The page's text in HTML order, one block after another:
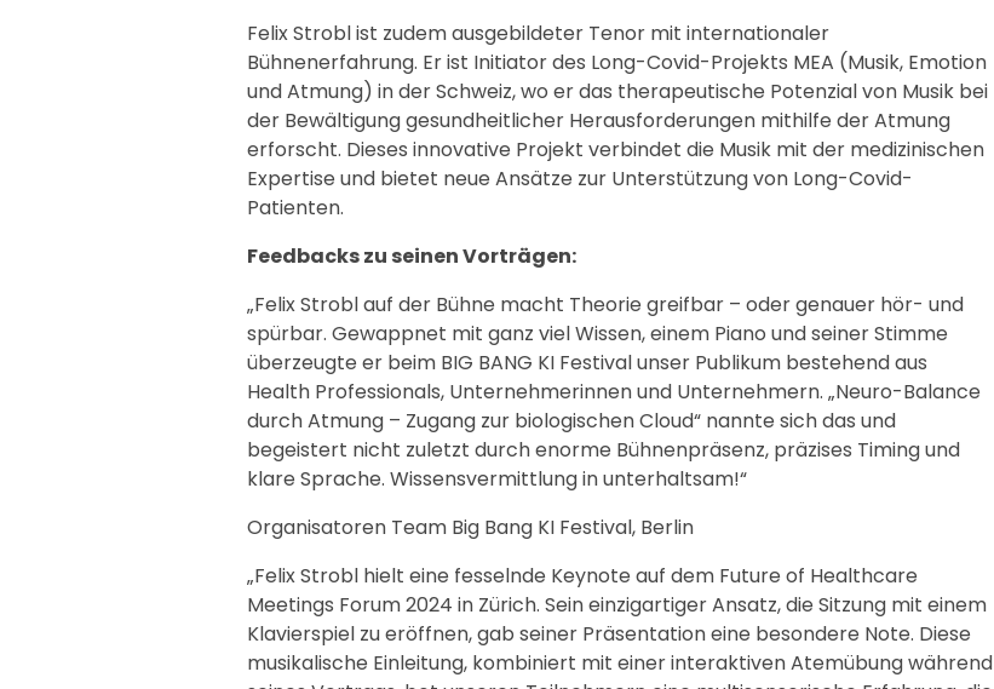
Felix Strobl ist zudem ausgebildeter Tenor mit internationaler
Bühnenerfahrung. Er ist Initiator des Long-Covid-Projekts MEA (Musik, Emotion
und Atmung) in der Schweiz, wo er das therapeutische Potenzial von Musik bei
der Bewältigung gesundheitlicher Herausforderungen mithilfe der Atmung
erforscht. Dieses innovative Projekt verbindet die Musik mit der medizinischen
Expertise und bietet neue Ansätze zur Unterstützung von Long-Covid-
Patienten.
Feedbacks zu seinen Vorträgen:
„Felix Strobl auf der Bühne macht Theorie greifbar – oder genauer hör- und
spürbar. Gewappnet mit ganz viel Wissen, einem Piano und seiner Stimme
überzeugte er beim BIG BANG KI Festival unser Publikum bestehend aus
Health Professionals, Unternehmerinnen und Unternehmern. „Neuro-Balance
durch Atmung – Zugang zur biologischen Cloud“ nannte sich das und
begeistert nicht zuletzt durch enorme Bühnenpräsenz, präzises Timing und
klare Sprache. Wissensvermittlung in unterhaltsam!“
Organisatoren Team Big Bang KI Festival, Berlin
„Felix Strobl hielt eine fesselnde Keynote auf dem Future of Healthcare
Meetings Forum 2024 in Zürich. Sein einzigartiger Ansatz, die Sitzung mit einem
Klavierspiel zu eröffnen, gab seiner Präsentation eine besondere Note. Diese
musikalische Einleitung, kombiniert mit einer interaktiven Atemübung während